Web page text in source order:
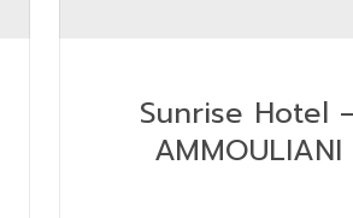
Sunrise Hotel
AMMOULIANI